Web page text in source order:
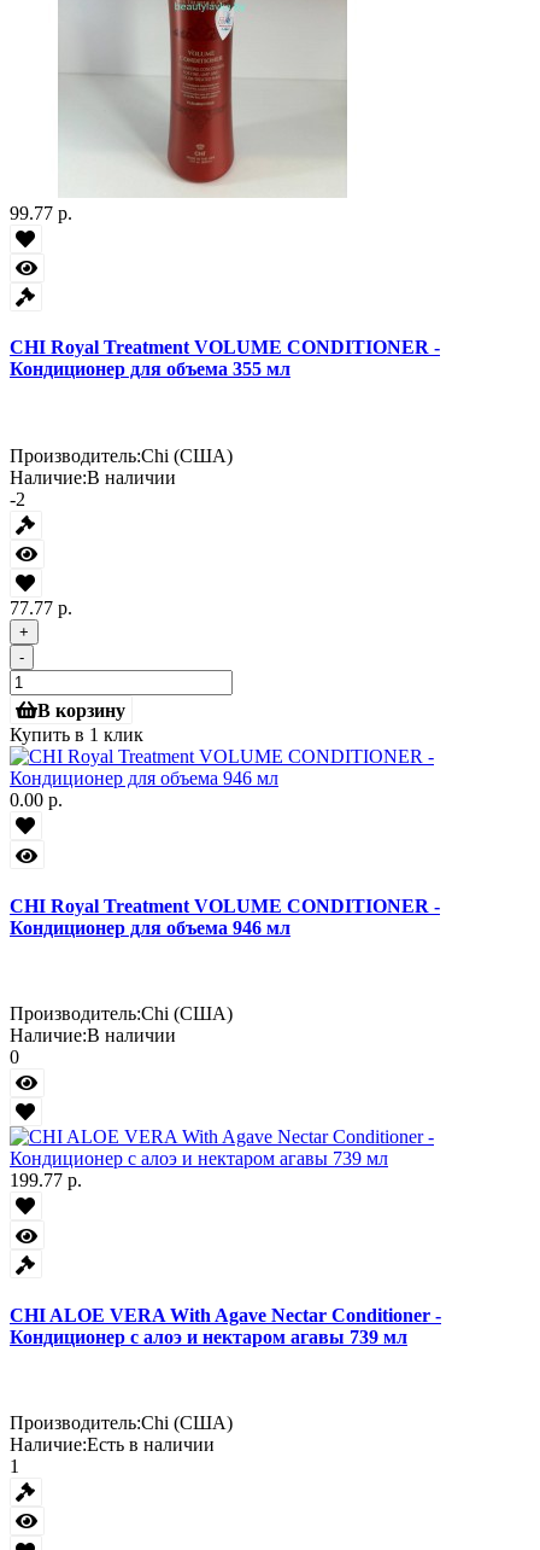
99.77 р.
CHI Royal Treatment VOLUME CONDITIONER -
Кондиционер для объема 355 мл
Производитель:Chi (США)
Наличие:В наличии
-2
77.77 р.
+
-
В корзину
Купить в 1 клик
0.00 р.
CHI Royal Treatment VOLUME CONDITIONER -
Кондиционер для объема 946 мл
Производитель:Chi (США)
Наличие:В наличии
0
199.77 р.
CHI ALOE VERA With Agave Nectar Conditioner -
Кондиционер с алоэ и нектаром агавы 739 мл
Производитель:Chi (США)
Наличие:Есть в наличии
1